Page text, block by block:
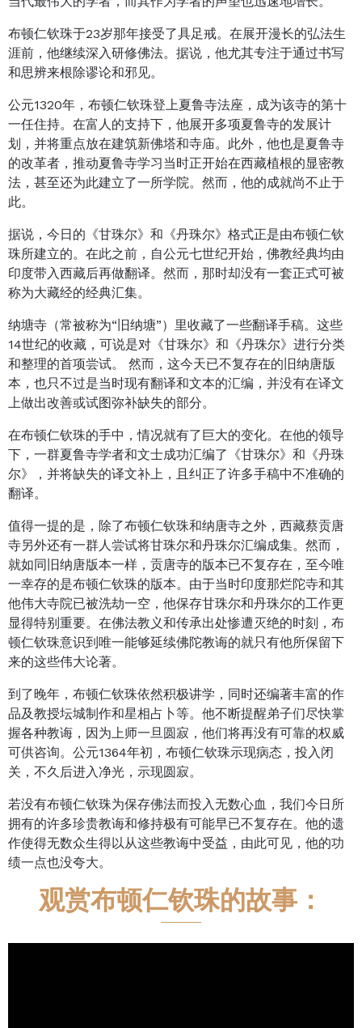
布顿仁钦珠于23岁那年接受了具足戒。在展开漫长的弘法生
涯前，他继续深入研修佛法。据说，他尤其专注于通过书写
和思辨来根除谬论和邪见。
公元1320年，布顿仁钦珠登上夏鲁寺法座，成为该寺的第十
一任住持。在富人的支持下，他展开多项夏鲁寺的发展计
划，并将重点放在建筑新佛塔和寺庙。此外，他也是夏鲁寺
的改革者，推动夏鲁寺学习当时正开始在西藏植根的显密教
法，甚至还为此建立了一所学院。然而，他的成就尚不止于
此。
据说，今日的《甘珠尔》和《丹珠尔》格式正是由布顿仁钦
珠所建立的。在此之前，自公元七世纪开始，佛教经典均由
印度带入西藏后再做翻译。然而，那时却没有一套正式可被
称为大藏经的经典汇集。
纳塘寺（常被称为“旧纳塘”）里收藏了一些翻译手稿。这些
14世纪的收藏，可说是对《甘珠尔》和《丹珠尔》进行分类
和整理的首项尝试。 然而，这今天已不复存在的旧纳唐版
本，也只不过是当时现有翻译和文本的汇编，并没有在译文
上做出改善或试图弥补缺失的部分。
在布顿仁钦珠的手中，情况就有了巨大的变化。在他的领导
下，一群夏鲁寺学者和文士成功汇编了《甘珠尔》和《丹珠
尔》，并将缺失的译文补上，且纠正了许多手稿中不准确的
翻译。
值得一提的是，除了布顿仁钦珠和纳唐寺之外，西藏蔡贡唐
寺另外还有一群人尝试将甘珠尔和丹珠尔汇编成集。然而，
就如同旧纳唐版本一样，贡唐寺的版本已不复存在，至今唯
一幸存的是布顿仁钦珠的版本。由于当时印度那烂陀寺和其
他伟大寺院已被洗劫一空，他保存甘珠尔和丹珠尔的工作更
显得特别重要。在佛法教义和传承出处惨遭灭绝的时刻，布
顿仁钦珠意识到唯一能够延续佛陀教诲的就只有他所保留下
来的这些伟大论著。
到了晚年，布顿仁钦珠依然积极讲学，同时还编著丰富的作
品及教授坛城制作和星相占卜等。他不断提醒弟子们尽快掌
握各种教诲，因为上师一旦圆寂，他们将再没有可靠的权威
可供咨询。公元1364年初，布顿仁钦珠示现病态，投入闭
关，不久后进入净光，示现圆寂。
若没有布顿仁钦珠为保存佛法而投入无数心血，我们今日所
拥有的许多珍贵教诲和修持极有可能早已不复存在。他的遗
作使得无数众生得以从这些教诲中受益，由此可见，他的功
绩一点也没夸大。
观赏布顿仁钦珠的故事：